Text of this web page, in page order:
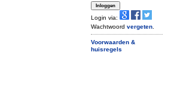
Login via:
Wachtwoord vergeten
Voorwaarden &
huisregels